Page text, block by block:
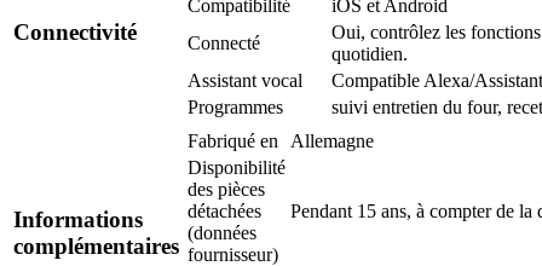
Connectivité
Compatibilité
iOS et Android
Connecté
Oui, contrôlez les
quotidien.
Assistant vocal
Compatible Alexa/
Programmes
suivi entretien du four,
Informations
complémentaires
Fabriqué en
Allemagne
Disponibilité
des pièces
détachées
(données
fournisseur)
Pendant 15 ans, à compter de la